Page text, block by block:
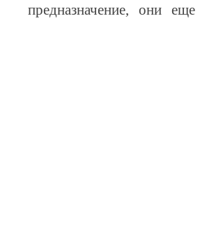
предназначение, они еще